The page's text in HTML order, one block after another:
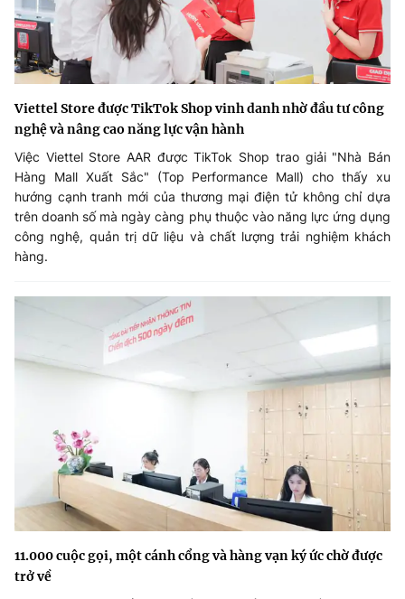
Viettel Store được TikTok Shop vinh danh nhờ đầu tư công
nghệ và nâng cao năng lực vận hành
Việc Viettel Store AAR được TikTok Shop trao giải "Nhà Bán
Hàng Mall Xuất Sắc" (Top Performance Mall) cho thấy xu
hướng cạnh tranh mới của thương mại điện tử không chỉ dựa
trên doanh số mà ngày càng phụ thuộc vào năng lực ứng dụng
công nghệ, quản trị dữ liệu và chất lượng trải nghiệm khách
hàng.
11.000 cuộc gọi, một cánh cổng và hàng vạn ký ức chờ được
trở về